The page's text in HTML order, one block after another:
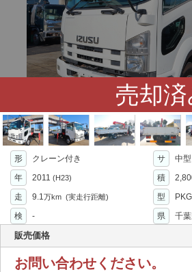
売却
形 クレーン付き サ
中型
年
2011 (H23) 積
走 9.1万km (実走行距離) 型
検
- 県 千
販売価格
お問い合わせください。